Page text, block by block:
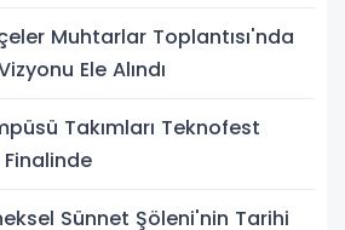
Muhtarlar Toplantısı'nda
Ele Alındı
Takımları Teknofest
Finalinde
Sünnet Şöleni'nin Tarihi